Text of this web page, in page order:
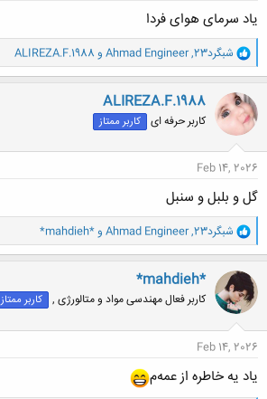
یاد سرمای هوای فردا
و
ا
ک
ن
ش
ه
ا
شبگرد23 ,
Ahmad Engineer و ALIREZA.F.1988
ALIREZA.F.1988
کاربر حرفه ای کاربر ممتاز
Feb 14, 2026
گل و بلبل و سنبل
و
ا
ک
ن
ش
ه
ا
شبگرد23 ,
Ahmad Engineer و*mahdieh*
*mahdieh*
کاربر فعال مهندسی مواد و متالورژی , کاربر ممتاز
Feb 14, 2026
یاد یه خاطره از عمه‌م